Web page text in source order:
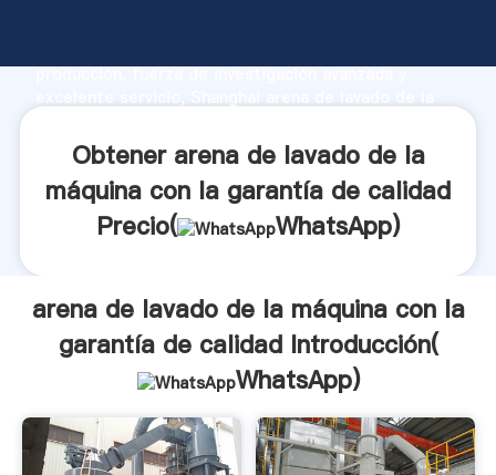
producción, fuerza de investigación avanzada y
valor y aporta valores a todos los clientes.
Obtener arena de lavado de la
máquina con la garantía de calidad
Precio(
WhatsApp)
arena de lavado de la máquina con la
garantía de calidad Introducción(
WhatsApp)